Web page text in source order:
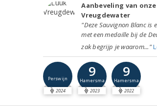
Aanbeveling van
Vreugdewater
"Deze Sauvignon Blanc is
met een medaille bij de
zak begrijp je waarom..."
Perswijn
2024
9
Hamersma
2023
9
Hamersma
2022